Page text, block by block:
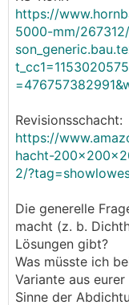
https://
5000-mm/
Revisionsschacht:
https://
hacht-
2/
Die generelle
macht (z. b.
Lösungen gibt?
Was müsste ich
Variante aus
Sinne der